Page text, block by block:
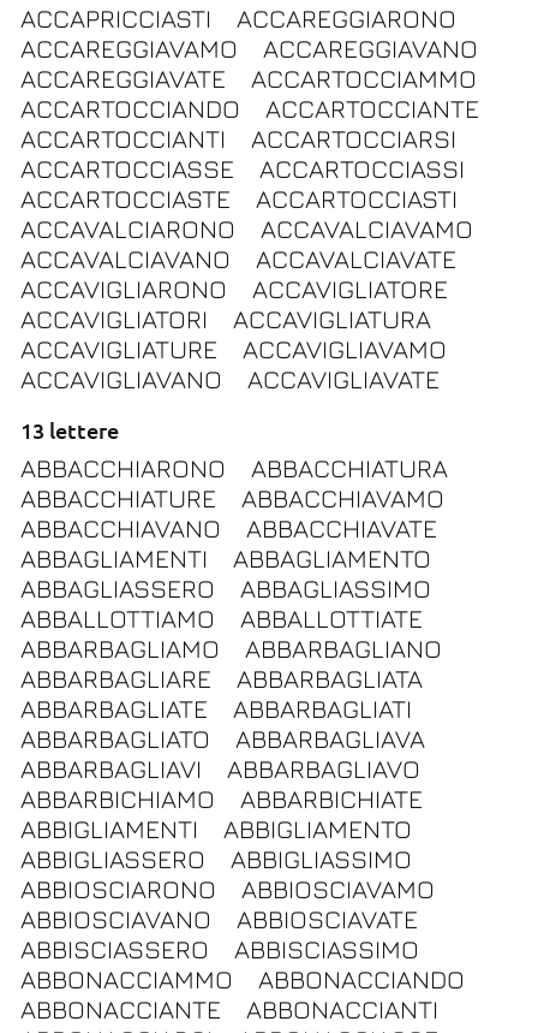
ACCAPRICCIASTI
ACCAREGGIARONO
ACCAREGGIAVAMO
ACCAREGGIAVANO
ACCAREGGIAVATE
ACCARTOCCIAMMO
ACCARTOCCIANDO
ACCARTOCCIANTE
ACCARTOCCIANTI
ACCARTOCCIARSI
ACCARTOCCIASSE
ACCARTOCCIASSI
ACCARTOCCIASTE
ACCARTOCCIASTI
ACCAVALCIARONO
ACCAVALCIAVAMO
ACCAVALCIAVANO
ACCAVALCIAVATE
ACCAVIGLIARONO
ACCAVIGLIATORE
ACCAVIGLIATORI
ACCAVIGLIATURA
ACCAVIGLIATURE
ACCAVIGLIAVAMO
ACCAVIGLIAVANO
ACCAVIGLIAVATE
13 lettere
ABBACCHIARONO
ABBACCHIATURA
ABBACCHIATURE
ABBACCHIAVAMO
ABBACCHIAVANO
ABBACCHIAVATE
ABBAGLIAMENTI
ABBAGLIAMENTO
ABBAGLIASSERO
ABBAGLIASSIMO
ABBALLOTTIAMO
ABBALLOTTIATE
ABBARBAGLIAMO
ABBARBAGLIANO
ABBARBAGLIARE
ABBARBAGLIATA
ABBARBAGLIATE
ABBARBAGLIATI
ABBARBAGLIATO
ABBARBAGLIAVA
ABBARBAGLIAVI
ABBARBAGLIAVO
ABBARBICHIAMO
ABBARBICHIATE
ABBIGLIAMENTI
ABBIGLIAMENTO
ABBIGLIASSERO
ABBIGLIASSIMO
ABBIOSCIARONO
ABBIOSCIAVAMO
ABBIOSCIAVANO
ABBIOSCIAVATE
ABBISCIASSERO
ABBISCIASSIMO
ABBONACCIAMMO
ABBONACCIANDO
ABBONACCIANTE
ABBONACCIANTI